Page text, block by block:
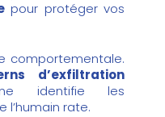
pour protéger vos
comportementale.
d’exfiltration
identifie les
l’humain rate.